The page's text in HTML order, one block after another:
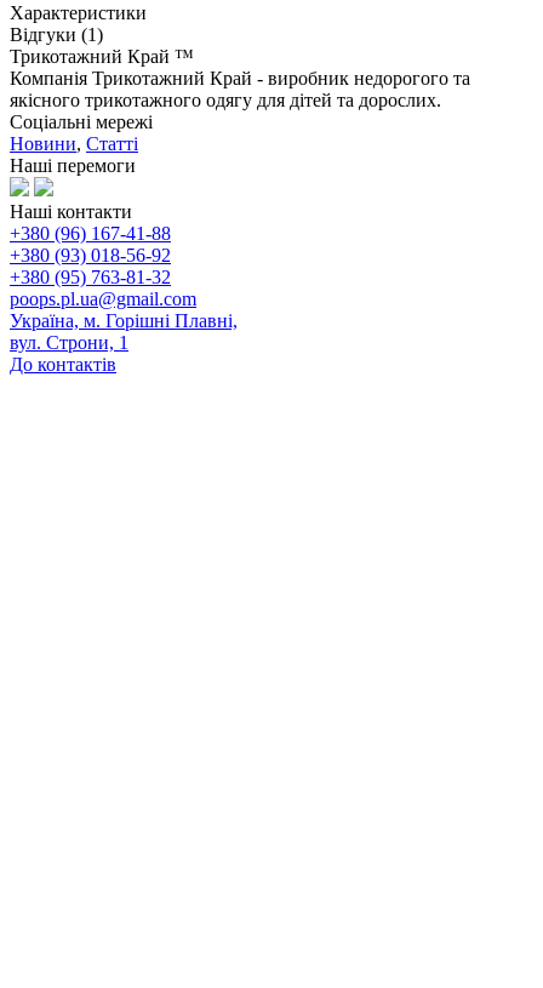
Характеристики
Відгуки (1)
Трикотажний Край ™
Компанія Трикотажний Край - виробник недорогого та
якісного трикотажного одягу для дітей та дорослих.
Соціальні мережі
Новини, Статті
Наші перемоги
Наші контакти
+380 (96) 167-41-88
+380 (93) 018-56-92
+380 (95) 763-81-32
poops.pl.ua@gmail.com
Україна, м. Горішні Плавні,
вул. Строни, 1
До контактів